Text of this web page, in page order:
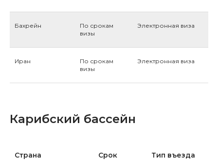
Бахрейн
По срокам
визы
Электронная виза
Иран
По срокам
визы
Электронная виза
Карибский бассейн
Страна Срок Тип въезда